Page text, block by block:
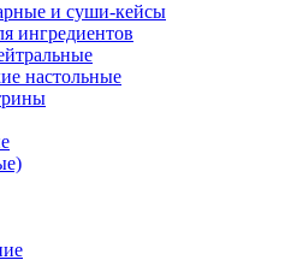
и суши-кейсы
ингредиентов
настольные